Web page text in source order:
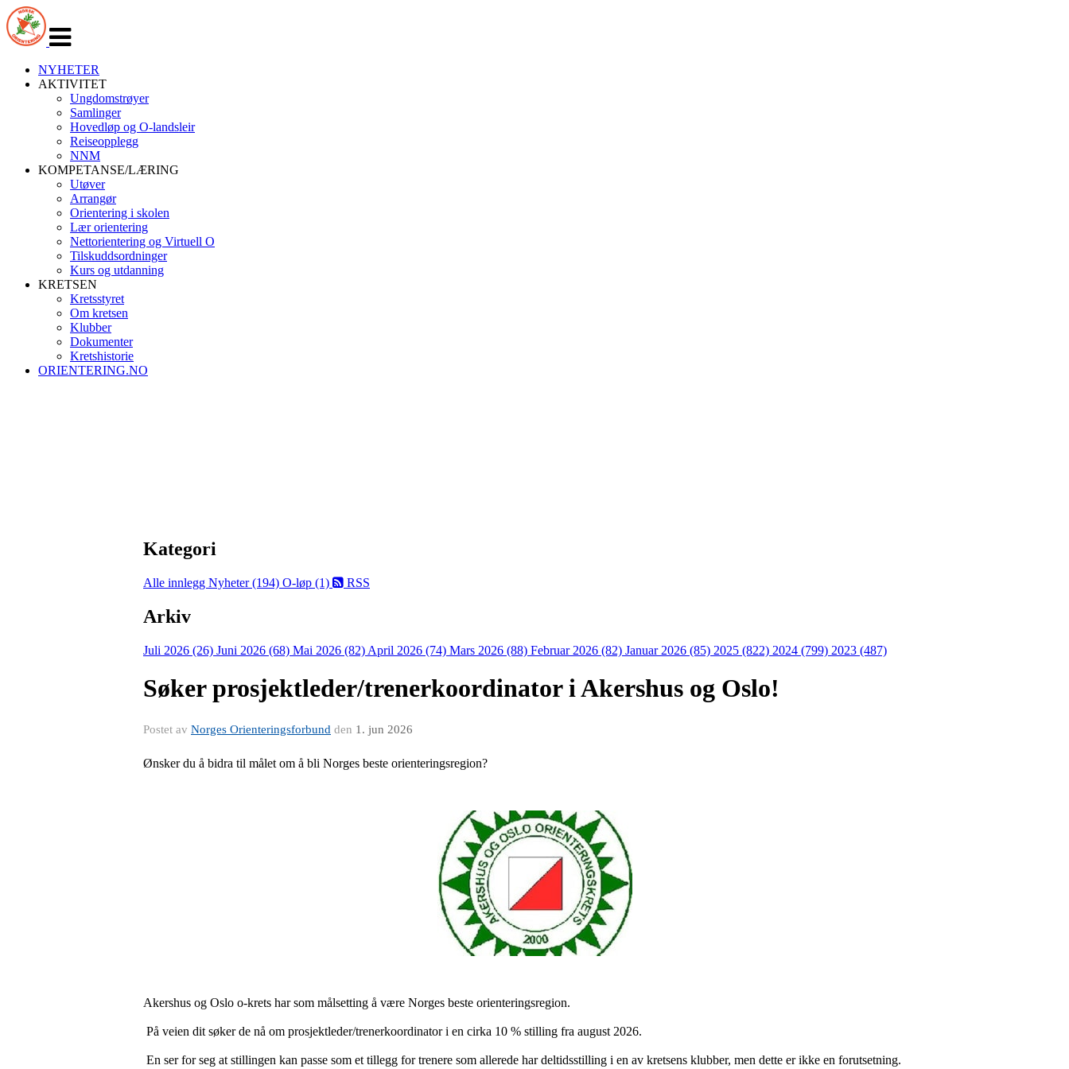
navigasjon
NYHETER
AKTIVITET
Ungdomstrøyer
Samlinger
Hovedløp og O-landsleir
Reiseopplegg
NNM
KOMPETANSE/LÆRING
Utøver
Arrangør
Orientering i skolen
Lær orientering
Nettorientering og Virtuell O
Tilskuddsordninger
Kurs og utdanning
KRETSEN
Kretsstyret
Om kretsen
Klubber
Dokumenter
Kretshistorie
ORIENTERING.NO
Kategori
Alle innlegg Nyheter (194) O-løp (1) RSS
Arkiv
Juli 2026 (26) Juni 2026 (68) Mai 2026 (82) April 2026 (74) Mars 2026 (88) Februar 2026 (82) Januar 2026 (85) 2025 (822) 2024 (799) 2023 (487)
Søker prosjektleder/trenerkoordinator i Akershus og Oslo!
Postet av Norges Orienteringsforbund den 1. jun 2026
Ønsker du å bidra til målet om å bli Norges beste orienteringsregion?
Akershus og Oslo o-krets har som målsetting å være Norges beste orienteringsregion.
På veien dit søker de nå om prosjektleder/trenerkoordinator i en cirka 10 % stilling fra august 2026.
En ser for seg at stillingen kan passe som et tillegg for trenere som allerede har deltidsstilling i en av kretsens klubber, men dette er ikke en forutsetning.